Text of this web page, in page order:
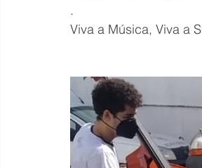
.
Viva a Música, Viva a